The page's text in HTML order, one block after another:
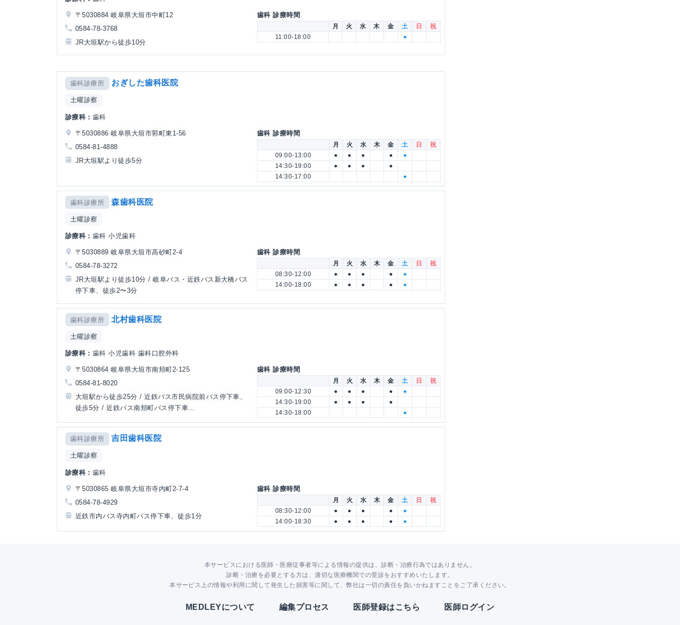
〒5030884 岐阜県大垣市中町12
0584-78-3768
JR大垣駅から徒歩10分
歯科 診療時間
月 火 水 木 金 土 日
祝
11:00-18:00
●
歯科診療所 おぎした歯科医院
土曜診察
診療科： 歯科
〒5030886 岐阜県大垣市郭町東1-56
0584-81-4888
JR大垣駅より徒歩5分
歯科 診療時間
月 火 水 木 金 土 日
祝
09:00-13:00
● ● ● ●
●
14:30-19:00
● ● ●
●
14:30-17:00
●
歯科診療所 森歯科医院
土曜診察
診療科： 歯科 小児歯科
〒5030889 岐阜県大垣市高砂町2-4
0584-78-3272
JR大垣駅より徒歩10分 / 岐阜バス・近鉄バス新大橋バス
停下車、徒歩2〜3分
歯科 診療時間
月 火 水 木 金 土 日
祝
08:30-12:00
● ● ● ●
●
14:00-18:00
● ● ● ● ●
歯科診療所 北村歯科医院
土曜診察
診療科： 歯科 小児歯科 歯科口腔外科
〒5030864 岐阜県大垣市南頬町2-125
0584-81-8020
大垣駅から徒歩25分 / 近鉄バス市民病院前バス停下車、
徒歩5分 / 近鉄バス南頬町バス停下車...
歯科 診療時間
月 火 水 木 金 土 日
祝
09:00-12:30
● ● ● ●
●
14:30-19:00
● ● ●
●
14:30-18:00
●
歯科診療所 吉田歯科医院
土曜診察
診療科： 歯科
〒5030865 岐阜県大垣市寺内町2-7-4
0584-78-4929
近鉄市内バス寺内町バス停下車、徒歩1分
歯科 診療時間
月 火 水 木 金 土 日
祝
08:30-12:00
● ● ● ●
●
14:00-18:30
● ● ● ● ●
本サービスにおける医師・医療従事者等による情報の提供は、診断・治療行為ではありません。
診断・治療を必要とする方は、適切な医療機関での受診をおすすめいたします。
本サービス上の情報や利用に関して発生した損害等に関して、弊社は一切の責任を負いかねますことをご了承ください。
MEDLEYについて 編集プロセス 医師登録はこちら 医師ログイン